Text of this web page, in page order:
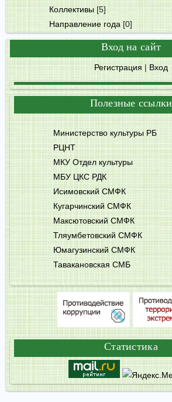
Коллективы [5]
Направление года [0]
Вход на сайт
Регистрация| Вход
Полезные ссылки
Министерство культуры РБ
РЦНТ
МКУ Отдел культуры
МБУ ЦКС РДК
Исимовский СМФК
Кугарчинский СМФК
Максютовский СМФК
Тляумбетовский СМФК
Юмагузинский СМФК
Тавакановская СМБ
Статистика